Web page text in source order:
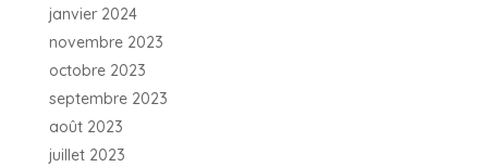
janvier 2024
novembre 2023
octobre 2023
septembre 2023
août 2023
juillet 2023